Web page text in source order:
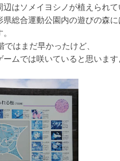
はソメイヨシノが植えられて
県総合運動公園内の遊びの森
はまだ早かったけど、
ムでは咲いていると思います